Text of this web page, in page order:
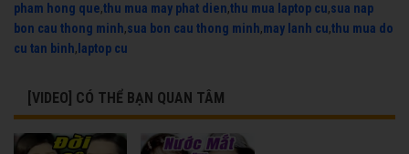
pham hong que,thu mua may phat dien,thu mua laptop cu,sua nap
bon cau thong minh,sua bon cau thong minh,may lanh cu,thu mua do
cu tan binh, laptop cu
[VIDEO] CÓ THỂ BẠN QUAN TÂM